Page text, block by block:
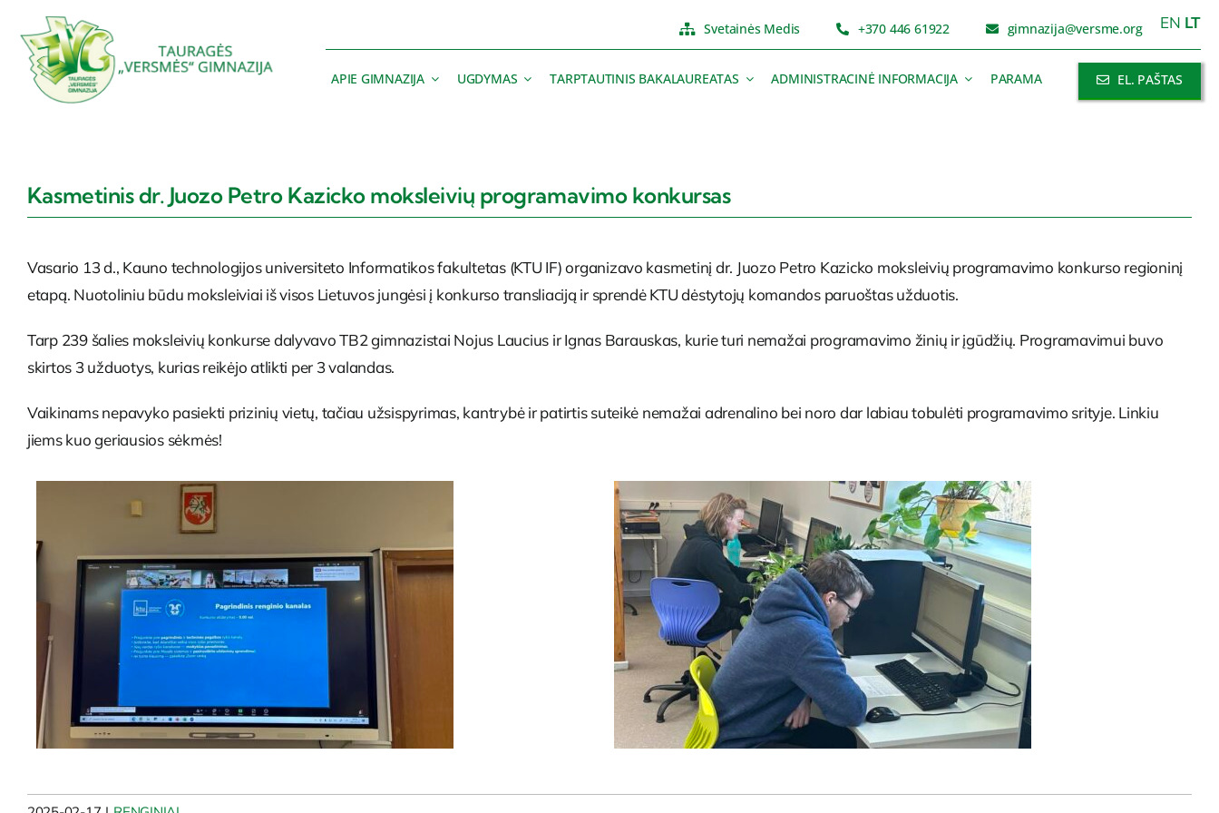
content
Svetainės Medis +370 446 61922 gimnazija@versme.org EN LT
APIE GIMNAZIJA UGDYMAS TARPTAUTINIS BAKALAUREATAS ADMINISTRACINĖ INFORMACIJA PARAMA EL. PAŠTAS
Kasmetinis dr. Juozo Petro Kazicko moksleivių programavimo konkursas
Vasario 13 d., Kauno technologijos universiteto Informatikos fakultetas (KTU IF) organizavo kasmetinį dr. Juozo Petro Kazicko moksleivių programavimo konkurso regioninį
etapą. Nuotoliniu būdu moksleiviai iš visos Lietuvos jungėsi į konkurso transliaciją ir sprendė KTU dėstytojų komandos paruoštas užduotis.
Tarp 239 šalies moksleivių konkurse dalyvavo TB2 gimnazistai Nojus Laucius ir Ignas Barauskas, kurie turi nemažai programavimo žinių ir įgūdžių. Programavimui buvo
skirtos 3 užduotys, kurias reikėjo atlikti per 3 valandas.
Vaikinams nepavyko pasiekti prizinių vietų, tačiau užsispyrimas, kantrybė ir patirtis suteikė nemažai adrenalino bei noro dar labiau tobulėti programavimo srityje. Linkiu
jiems kuo geriausios sėkmės!